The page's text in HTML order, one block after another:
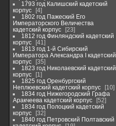
1793 год Калишский кадетский
корпус
4
1802 год Пажеский Его
Императорского Величества
кадетский корпус
23
1812 год Финляндский кадетский
корпус
41
1813 год 1-й Сибирский
Императора Александра I кадетский
корпус
35
1823 год Николаевский кадетский
корпус
1
1825 год Оренбургский
Неплюевский кадетский корпус
10
1834 год Нижегородский Графа
Аракчеева кадетский корпус
52
1834 год Полоцкий кадетский
корпус
32
1840 год Петровский Полтавский